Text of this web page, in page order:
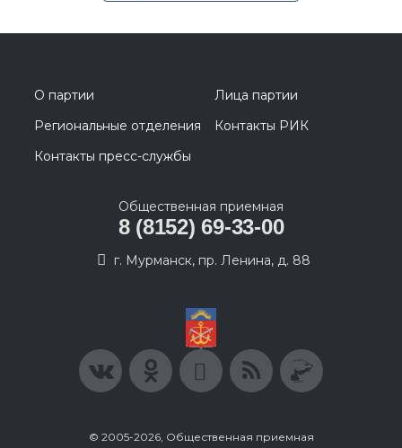
О партии
Лица партии
Региональные отделения
Контакты РИК
Контакты пресс-службы
Общественная приемная
8 (8152) 69-33-00
г. Мурманск, пр. Ленина, д. 88
© 2005-2026, Общественная приемная